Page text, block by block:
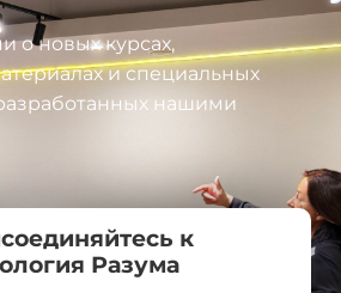
о новых курсах,
и специальных
нашими
к
Разума